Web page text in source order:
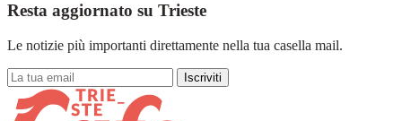
Resta aggiornato su Trieste
Le notizie più importanti direttamente nella tua casella mail.
Iscriviti